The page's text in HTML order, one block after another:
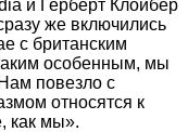
и Герберт Клойбер
же включились
с британским
особенным, мы
повезло с
относятся к
как мы».